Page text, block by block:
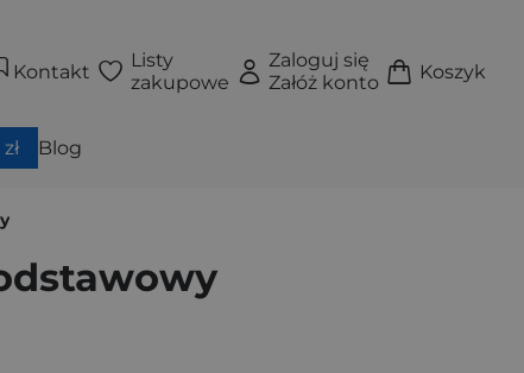
Kontakt
Listy
zakupowe
Zaloguj się
Załóż konto
Koszyk
Blog